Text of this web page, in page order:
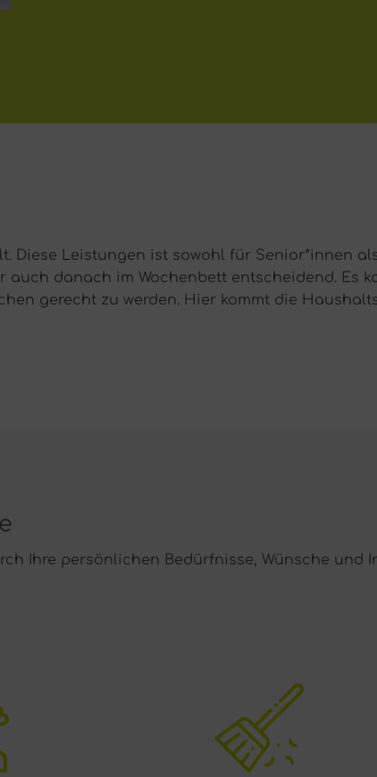
Leistungen ist sowohl für Senior*innen
danach im Wochenbett entscheidend. Es
gerecht zu werden. Hier kommt die
Ihre persönlichen Bedürfnisse, Wünsche und